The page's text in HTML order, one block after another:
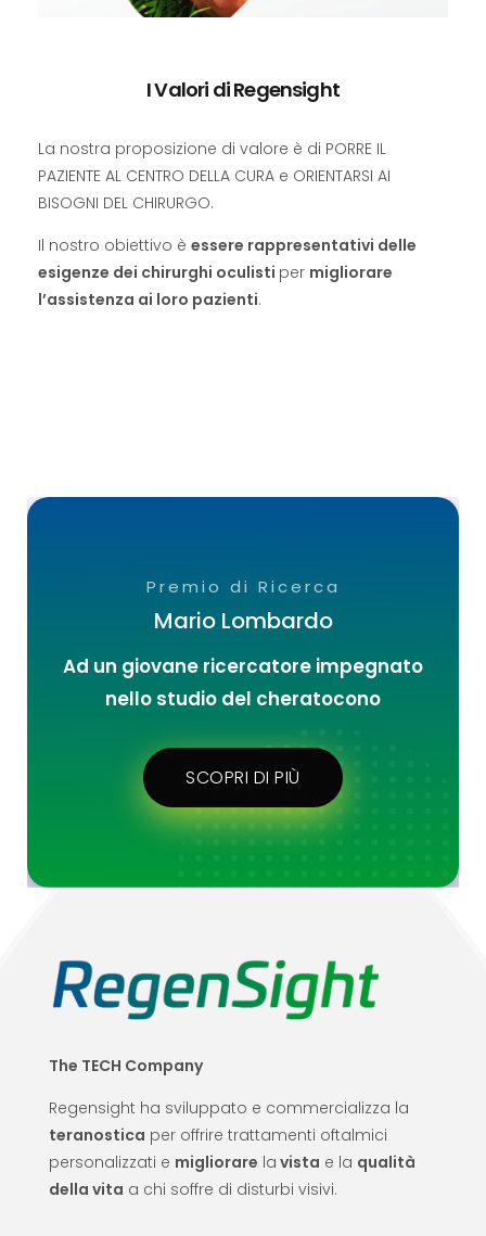
I Valori di Regensight
La nostra proposizione di valore è di PORRE IL
PAZIENTE AL CENTRO DELLA CURA e ORIENTARSI AI
BISOGNI DEL CHIRURGO.
Il nostro obiettivo è essere rappresentativi delle
esigenze dei chirurghi oculisti per migliorare
l’assistenza ai loro pazienti.
Premio di Ricerca
Mario Lombardo
Ad un giovane ricercatore impegnato
nello studio del cheratocono
SCOPRI DI PIÙ
The TECH Company
Regensight ha sviluppato e commercializza la
teranostica per offrire trattamenti oftalmici
personalizzati e migliorare la vista e la qualità
della vita a chi soffre di disturbi visivi.